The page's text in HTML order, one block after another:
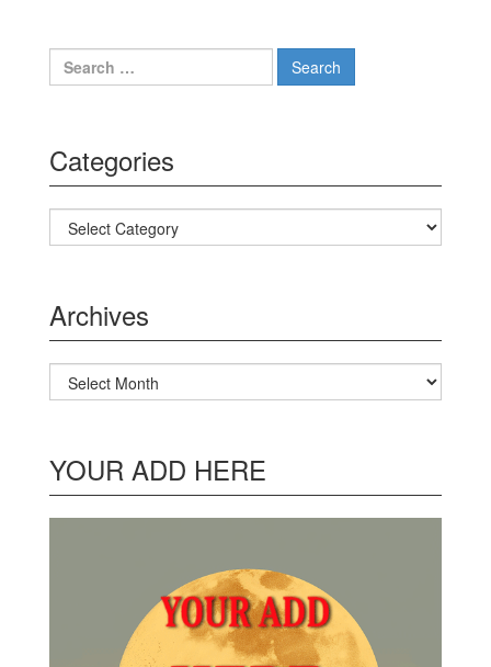
Search for:
Categories
Categories
Archives
Archives
YOUR ADD HERE